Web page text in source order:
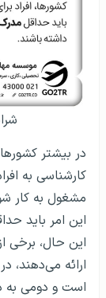
در بیشتر
کارشناسی به
مشغول به کار
این امر باید
این حال‌، برخی
ارائه می‌دهند،
است و دومی به